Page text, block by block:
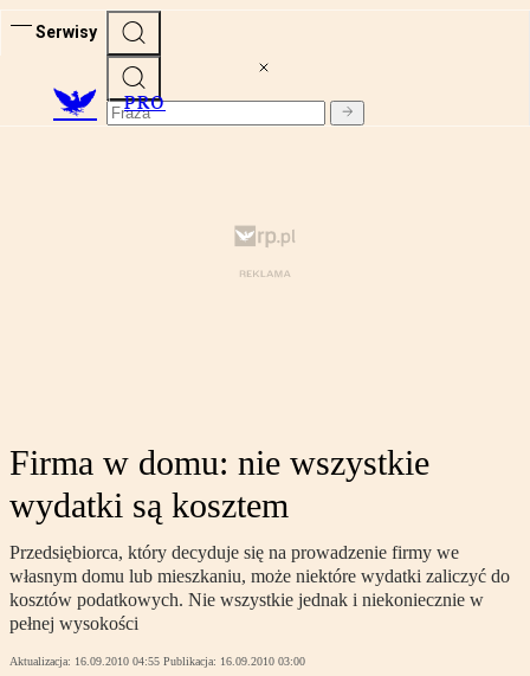
Serwisy
PRO
Firma w domu: nie wszystkie
wydatki są kosztem
Przedsiębiorca, który decyduje się na prowadzenie firmy we
własnym domu lub mieszkaniu, może niektóre wydatki zaliczyć do
kosztów podatkowych. Nie wszystkie jednak i niekoniecznie w
pełnej wysokości
Aktualizacja: 16.09.2010 04:55 Publikacja: 16.09.2010 03:00